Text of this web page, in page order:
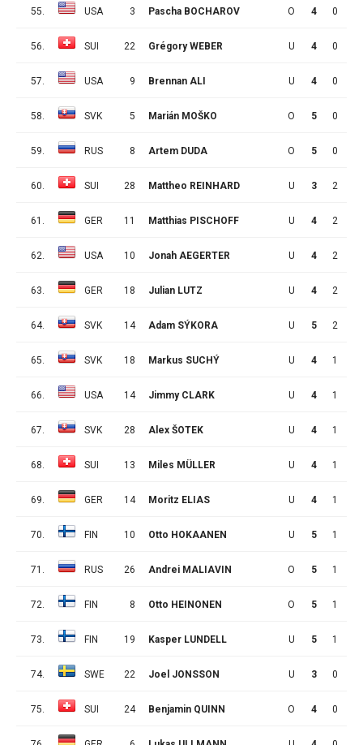
55. USA 3 Pascha BOCHAROV O 4 0
56. SUI 22 Grégory WEBER U 4 0
57. USA 9 Brennan ALI U 4 0
58. SVK 5 Marián MOŠKO O 5 0
59. RUS 8 Artem DUDA O 5 0
60. SUI 28 Mattheo REINHARD U 3 2
61. GER 11 Matthias PISCHOFF U 4 2
62. USA 10 Jonah AEGERTER U 4 2
63. GER 18 Julian LUTZ U 4 2
64. SVK 14 Adam SÝKORA U 5 2
65. SVK 18 Markus SUCHÝ U 4 1
66. USA 14 Jimmy CLARK U 4 1
67. SVK 28 Alex ŠOTEK U 4 1
68. SUI 13 Miles MÜLLER U 4 1
69. GER 14 Moritz ELIAS U 4 1
70. FIN 10 Otto HOKAANEN U 5 1
71. RUS 26 Andrei MALIAVIN O 5 1
72. FIN 8 Otto HEINONEN O 5 1
73. FIN 19 Kasper LUNDELL U 5 1
74. SWE 22 Joel JONSSON U 3 0
75. SUI 24 Benjamin QUINN O 4 0